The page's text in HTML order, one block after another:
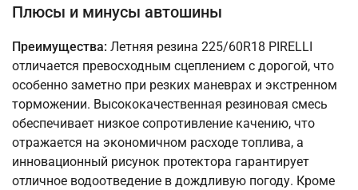
Плюсы и минусы автошины
Преимущества: Летняя резина 225/60R18 PIRELLI
отличается превосходным сцеплением с дорогой, что
особенно заметно при резких маневрах и экстренном
торможении. Высококачественная резиновая смесь
обеспечивает низкое сопротивление качению, что
отражается на экономичном расходе топлива, а
инновационный рисунок протектора гарантирует
отличное водоотведение в дождливую погоду. Кроме